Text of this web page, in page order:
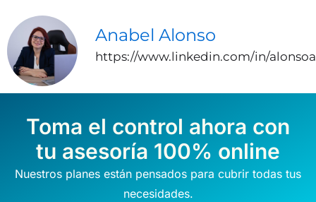
Anabel Alonso
https://www.linkedin.com/in/
Toma el control ahora con
tu asesoría 100% online
Nuestros planes están pensados para cubrir todas tus
necesidades.